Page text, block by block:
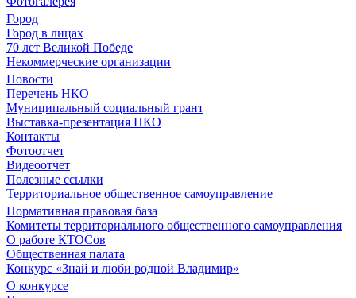
Город
Город в лицах
70 лет Великой Победе
Некоммерческие организации
Новости
Перечень НКО
Муниципальный социальный грант
Выставка-презентация НКО
Контакты
Фотоотчет
Видеоотчет
Полезные ссылки
Территориальное общественное самоуправление
Нормативная правовая база
Комитеты территориального общественного самоуправления
О работе КТОСов
Общественная палата
Конкурс «Знай и люби родной Владимир»
О конкурсе